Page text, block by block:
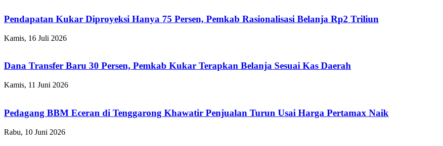
Pendapatan Kukar Diproyeksi Hanya 75 Persen, Pemkab Rasionalisasi Belanja Rp2 Triliun
Kamis, 16 Juli 2026
Dana Transfer Baru 30 Persen, Pemkab Kukar Terapkan Belanja Sesuai Kas Daerah
Kamis, 11 Juni 2026
Pedagang BBM Eceran di Tenggarong Khawatir Penjualan Turun Usai Harga Pertamax Naik
Rabu, 10 Juni 2026